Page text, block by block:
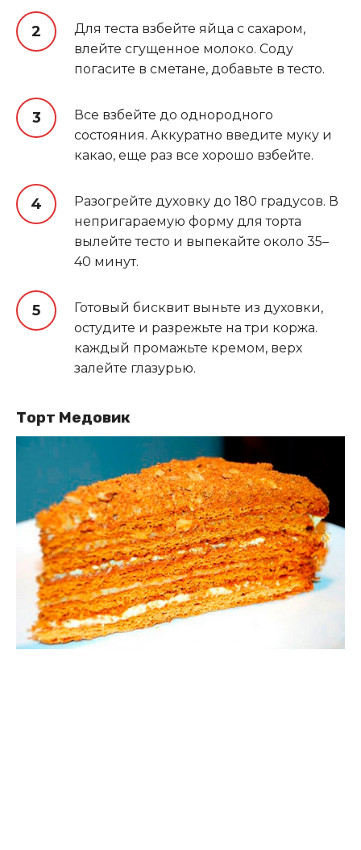
Для теста взбейте яйца с сахаром,
влейте сгущенное молоко. Соду
погасите в сметане, добавьте в тесто.
Все взбейте до однородного
состояния. Аккуратно введите муку и
какао, еще раз все хорошо взбейте.
Разогрейте духовку до 180 градусов. В
непригараемую форму для торта
вылейте тесто и выпекайте около 35–
40 минут.
Готовый бисквит выньте из духовки,
остудите и разрежьте на три коржа.
каждый промажьте кремом, верх
залейте глазурью.
Торт Медовик